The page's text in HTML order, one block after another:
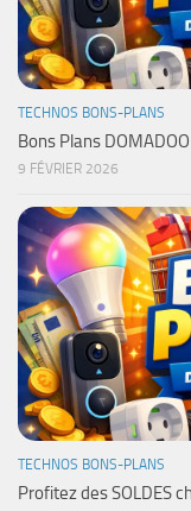
TECHNOS BONS-PLANS
Bons Plans
9 FÉVRIER 2026
TECHNOS BONS-PLANS
Profitez des SOLDES